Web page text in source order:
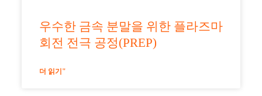
우수한 금속 분말을 위한 플라즈마
회전 전극 공정(PREP)
더 읽기"